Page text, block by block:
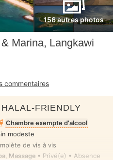
156 autres photos
Marina, Langkawi
commentaires
FRIENDLY
Chambre exempte d'alcool
modeste
de vis à vis
Massage • Privé(e) • Absence